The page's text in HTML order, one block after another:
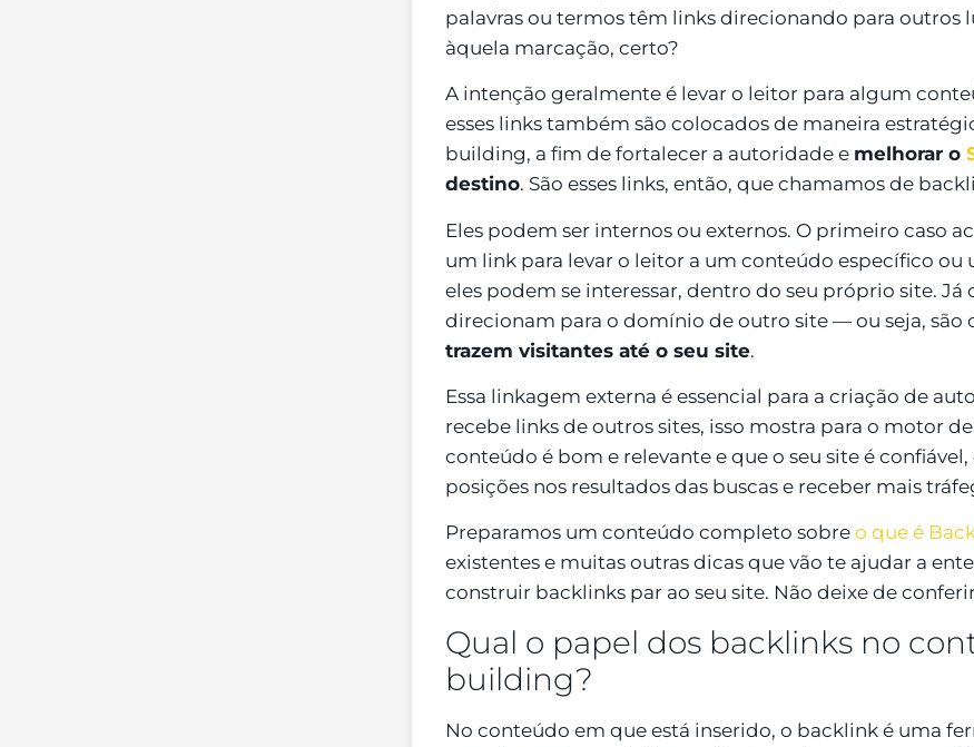
palavras ou termos têm links direcionando para outros
àquela marcação, certo?
A intenção geralmente é levar o leitor para algum
esses links também são colocados de maneira
building, a fim de fortalecer a autoridade e melhorar o
destino. São esses links, então, que chamamos de
Eles podem ser internos ou externos. O primeiro caso
um link para levar o leitor a um conteúdo específico
eles podem se interessar, dentro do seu próprio site. Já
direcionam para o domínio de outro site — ou seja, são
trazem visitantes até o seu site.
Essa linkagem externa é essencial para a criação de
recebe links de outros sites, isso mostra para o motor
conteúdo é bom e relevante e que o seu site é
posições nos resultados das buscas e receber mais
Preparamos um conteúdo completo sobre o que é
existentes e muitas outras dicas que vão te ajudar a
construir backlinks par ao seu site. Não deixe de
Qual o papel dos backlinks no
building?
No conteúdo em que está inserido, o backlink é uma